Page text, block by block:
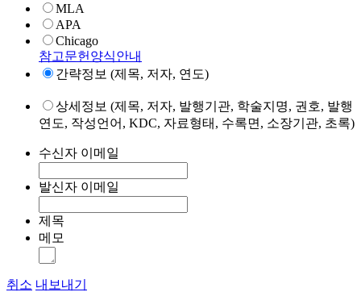
MLA
APA
Chicago
참고문헌양식안내
간략정보 (제목, 저자, 연도)
상세정보 (제목, 저자, 발행기관, 학술지명, 권호, 발행
연도, 작성언어, KDC, 자료형태, 수록면, 소장기관, 초록)
수신자 이메일
발신자 이메일
제목
메모
취소 내보내기